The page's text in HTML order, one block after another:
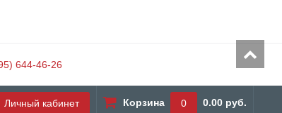
644-46-26
Корзина 0 0.00 руб.
Личный кабинет